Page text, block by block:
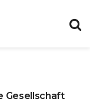
Gesellschaft